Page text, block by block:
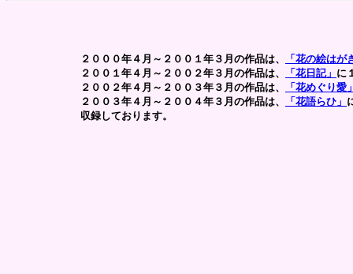
２０００年４月～２００１年３月の作品は、
「花の絵はが
２００１年４月～２００２年３月の作品は、
「花日記」 に
２００２年４月～２００３年３月の作品は、
「花めぐり愛
２００３年４月～２００４年３月の作品は、
「花語らひ」
収録しております。